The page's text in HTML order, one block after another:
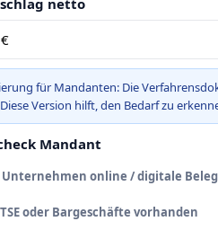
netto
für Mandanten: Die
Version hilft, den Bedarf zu
Mandant
Unternehmen online / digitale
oder Bargeschäfte vorhanden